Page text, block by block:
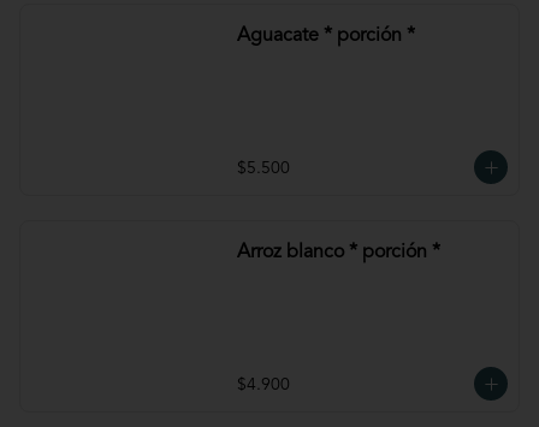
Aguacate * porción *
$5.500
Arroz blanco * porción *
$4.900